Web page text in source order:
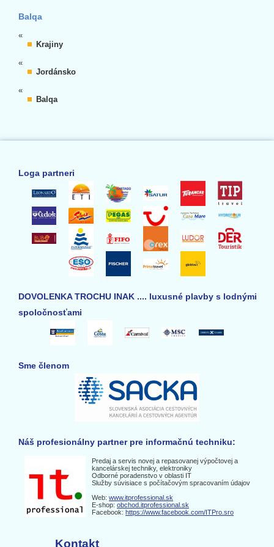
Balqa
«
Krajiny
«
Jordánsko
«
Balqa
Loga partneri
DOVOLENKA TROCHU INAK .... luxusné plavby s lodnými
spoločnosťami
Sme členom
Náš profesionálny partner pre informačnú techniku:
Predaj a servis novej a repasovanej výpočtovej a
kancelárskej techniky, elektroniky
Odborné poradenstvo v oblasti IT
Služby súvisiace s počítačovým spracovaním údajov
Web: www.itprofessional.sk
E-shop: obchod.itprofessional.sk
Facebook: https://www.facebook.com/ITPro.sro
Kontakt